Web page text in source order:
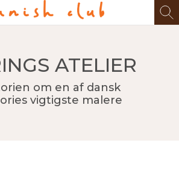
ATELIER
om en af dansk
vigtigste malere